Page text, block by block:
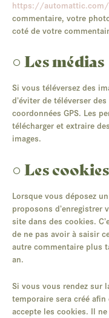
https://
commentaire, votre
coté de votre
○ Les médias
Si vous téléversez des
d’éviter de téléverser
coordonnées GPS. Les
télécharger et extraire
images.
○ Les cookies
Lorsque vous déposez
proposons d’enregistrer
site dans des cookies.
de ne pas avoir à saisir
autre commentaire plus
an.
Si vous vous rendez sur
temporaire sera créé
accepte les cookies. Il